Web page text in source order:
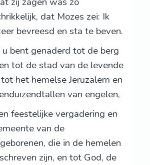
dat Mozes zei: Ik
bevreesd en sta te beven.
u bent genaderd tot de berg
tot de stad van de levende
het hemelse Jeruzalem en
van engelen,
feestelijke vergadering en
van de
die in de hemelen
zijn, en tot God, de